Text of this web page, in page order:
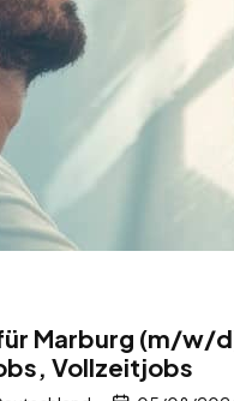
Marburg (m/w/
Vollzeitjobs